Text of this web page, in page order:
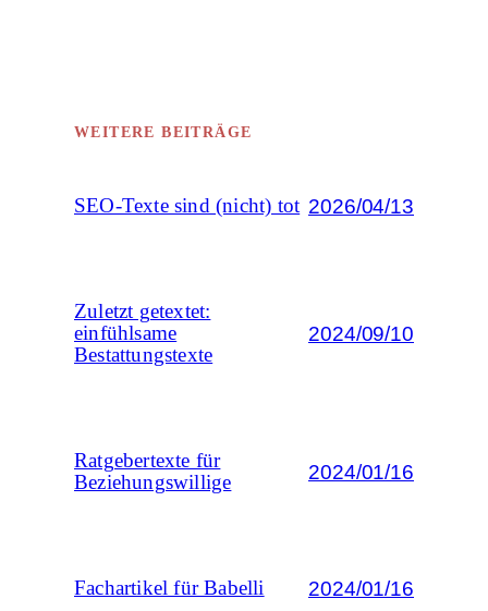
WEITERE BEITRÄGE
SEO-Texte sind (nicht) tot 2026/04/13
Zuletzt getextet:
einfühlsame
Bestattungstexte
2024/09/10
Ratgebertexte für
Beziehungswillige
2024/01/16
Fachartikel für Babelli 2024/01/16